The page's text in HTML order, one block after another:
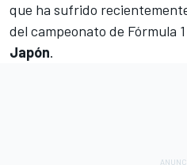
que ha sufrido
del campeonato de Fórmula 1
Japón.